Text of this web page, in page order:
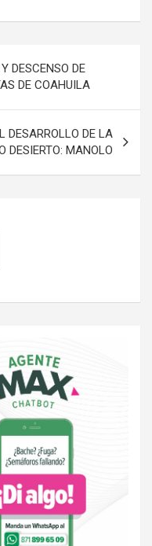
DESCENSO DE
DE COAHUILA
DESARROLLO DE LA
DESIERTO: MANOLO